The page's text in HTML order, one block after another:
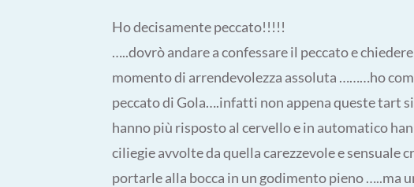
Ho decisamente peccato!!!!!
…..dovrò andare a confessare il peccato e
momento di arrendevolezza assoluta ………ho
peccato di Gola….infatti non appena queste tart
hanno più risposto al cervello e in automatico
ciliegie avvolte da quella carezzevole e sensuale
portarle alla bocca in un godimento pieno …..ma